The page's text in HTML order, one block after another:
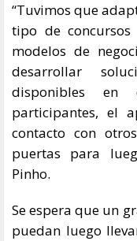
“Tuvimos que
tipo de
modelos de
desarrollar
disponibles en
participantes, el
contacto con
puertas para
Pinho.
Se espera que un
puedan luego